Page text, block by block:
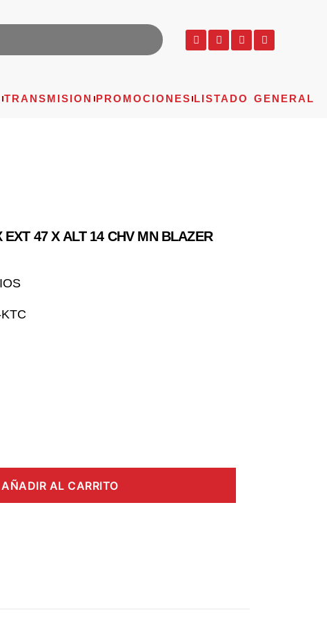
TRANSMISION PROMOCIONES LISTADO GENERAL
EXT 47 X ALT 14 CHV MN BLAZER
AÑADIR AL CARRITO